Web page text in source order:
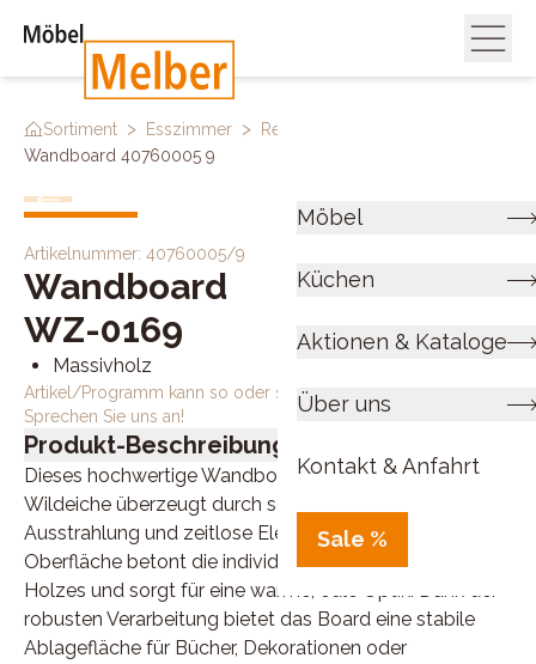
Möbel
Küchen
Aktionen & Kataloge
Über uns
Kontakt & Anfahrt
Sale %
Sortiment > Esszimmer > Regale & Raumteiler
Wandboard 40760005 9
Artikelnummer: 40760005/9
Wandboard
WZ-0169
Massivholz
Artikel/Programm kann so oder so ähnlich bestellt werden.
Sprechen Sie uns an!
Produkt-Beschreibung
Dieses hochwertige Wandboard aus massiver
Wildeiche überzeugt durch seine natürliche
Ausstrahlung und zeitlose Eleganz. Die geölte
Oberfläche betont die individuelle Maserung des
Holzes und sorgt für eine warme, edle Optik. Dank der
robusten Verarbeitung bietet das Board eine stabile
Ablagefläche für Bücher, Dekorationen oder